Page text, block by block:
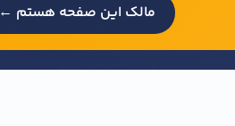
مالک این صفحه هستم ←